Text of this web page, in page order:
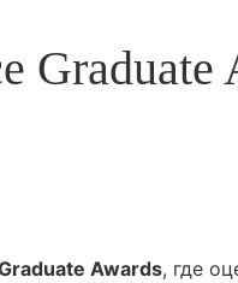
Awards, где